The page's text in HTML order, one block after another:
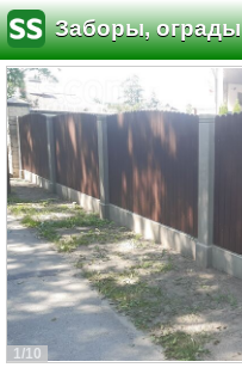
Заборы, ограды
1/10